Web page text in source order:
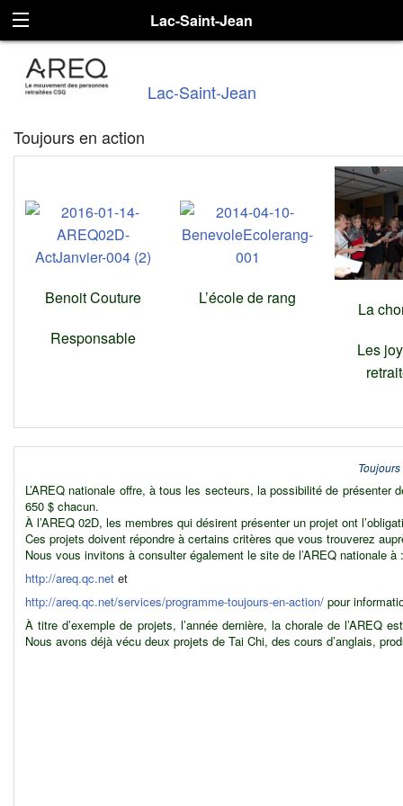
Lac-Saint-Jean
Lac-Saint-Jean
Toujours en action
Benoit Couture
Responsable
L’école de rang
La
Les
L’AREQ nationale offre, à tous les secteurs, la possibilité de
650 $ chacun.
À l’AREQ 02D, les membres qui désirent présenter un projet ont
Ces projets doivent répondre à certains critères que vous trouverez
Nous vous invitons à consulter également le site de l’AREQ nationale à :
http://areq.qc.net et
http://areq.qc.net/services/programme-toujours-en-action/ pour
À titre d’exemple de projets, l’année dernière, la chorale de
Nous avons déjà vécu deux projets de Tai Chi, des cours d’anglais,